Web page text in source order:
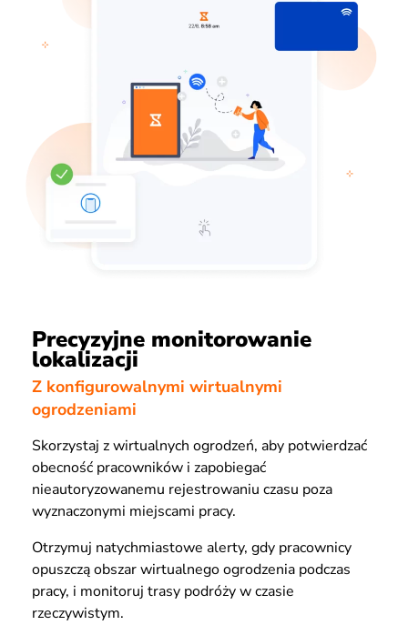
Precyzyjne monitorowanie
lokalizacji
Z konfigurowalnymi wirtualnymi
ogrodzeniami
Skorzystaj z wirtualnych ogrodzeń, aby potwierdzać
obecność pracowników i zapobiegać
nieautoryzowanemu rejestrowaniu czasu poza
wyznaczonymi miejscami pracy.
Otrzymuj natychmiastowe alerty, gdy pracownicy
opuszczą obszar wirtualnego ogrodzenia podczas
pracy, i monitoruj trasy podróży w czasie
rzeczywistym.